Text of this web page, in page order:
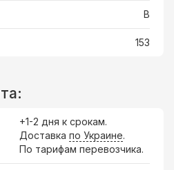
B
153
+1-2 дня к срокам.
Доставка по Украине.
По тарифам перевозчика.